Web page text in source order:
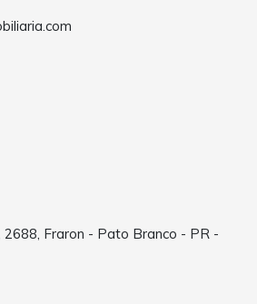
Fraron - Pato Branco - PR -